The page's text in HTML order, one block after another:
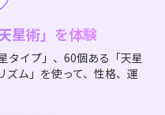
星術」を体験
タイプ」、60個ある「天星
ズム」を使って、性格、運